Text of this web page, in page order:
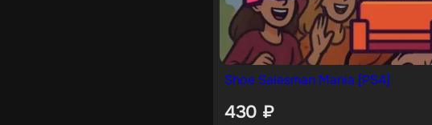
Shoe Salesman Mania [PS4]
430 ₽